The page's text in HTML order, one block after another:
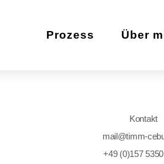
Prozess Über
Kontakt
mail@timm-
+49 (0)157